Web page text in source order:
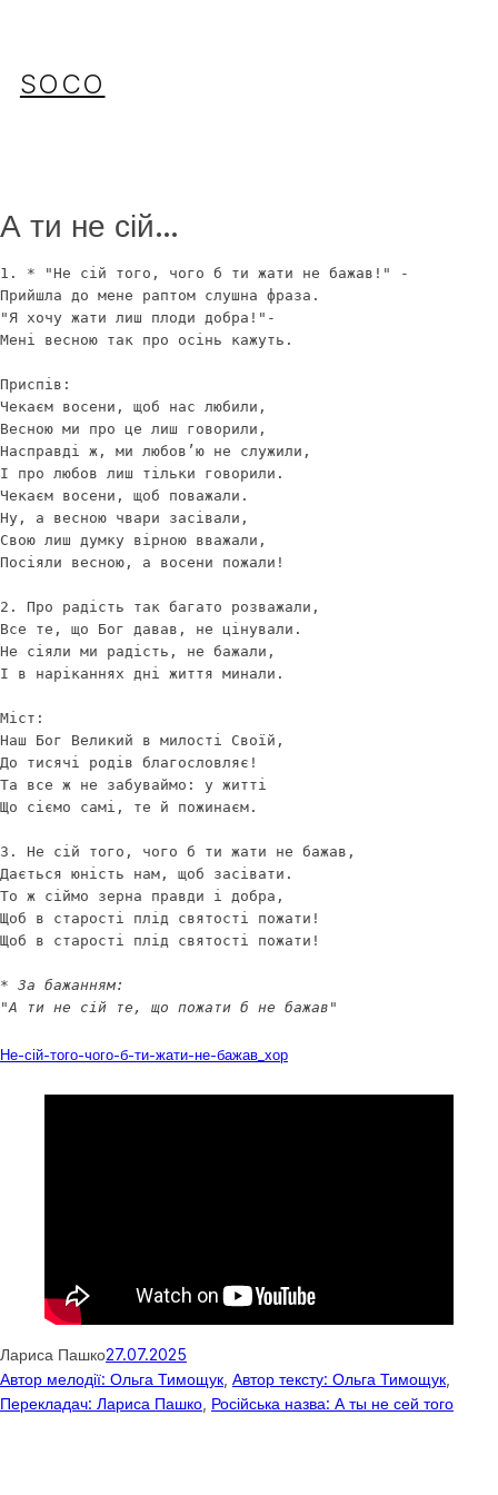
SOCO
А ти не сій…
1. * "Не сій того, чого б ти жати не бажав!" -
Прийшла до мене раптом слушна фраза.
"Я хочу жати лиш плоди добра!"-
Мені весною так про осінь кажуть.
Приспів:
Чекаєм восени, щоб нас любили,
Весною ми про це лиш говорили,
Насправді ж, ми любов’ю не служили,
І про любов лиш тільки говорили.
Чекаєм восени, щоб поважали.
Ну, а весною чвари засівали,
Свою лиш думку вірною вважали,
Посіяли весною, а восени пожали!
2. Про радість так багато розважали,
Все те, що Бог давав, не цінували.
Не сіяли ми радість, не бажали,
І в наріканнях дні життя минали.
Міст:
Наш Бог Великий в милості Своїй,
До тисячі родів благословляє!
Та все ж не забуваймо: у житті
Що сіємо самі, те й пожинаєм.
3. Не сій того, чого б ти жати не бажав,
Дається юність нам, щоб засівати.
То ж сіймо зерна правди і добра,
Щоб в старості плід святості пожати!
Щоб в старості плід святості пожати!
* За бажанням:
"А ти не сій те, що пожати б не бажав"
Не-сій-того-чого-б-ти-жати-не-бажав_хор
Лариса Пашко27.07.2025
Автор мелодії: Ольга Тимощук Автор тексту: Ольга Тимощук
Перекладач: Лариса Пашко Російська назва: А ты не сей того